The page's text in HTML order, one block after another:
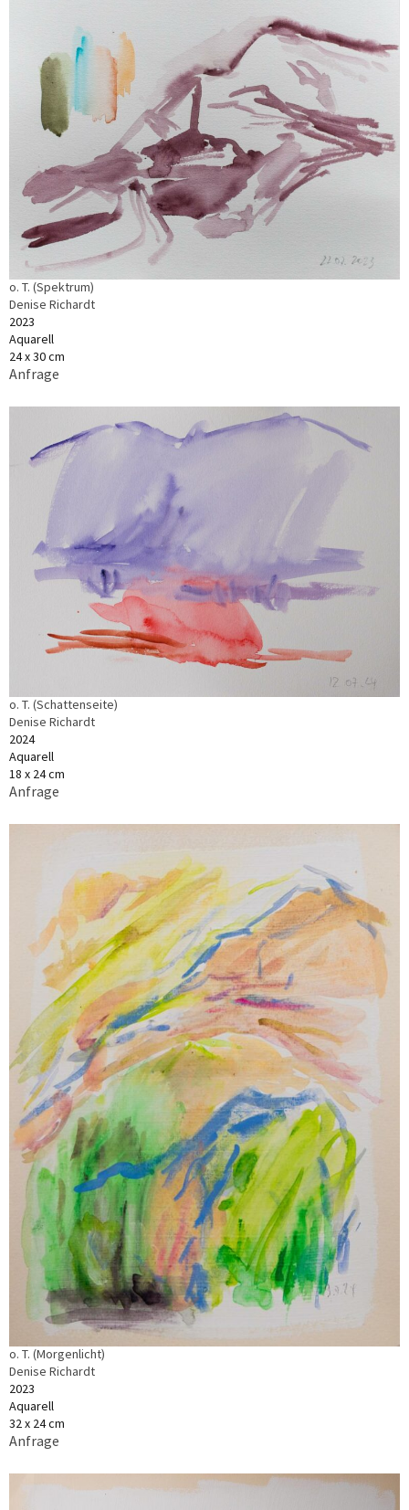
o. T. (Spektrum)
Denise Richardt
2023
Aquarell
24 x 30 cm
Anfrage
o. T. (Schattenseite)
Denise Richardt
2024
Aquarell
18 x 24 cm
Anfrage
o. T. (Morgenlicht)
Denise Richardt
2023
Aquarell
32 x 24 cm
Anfrage